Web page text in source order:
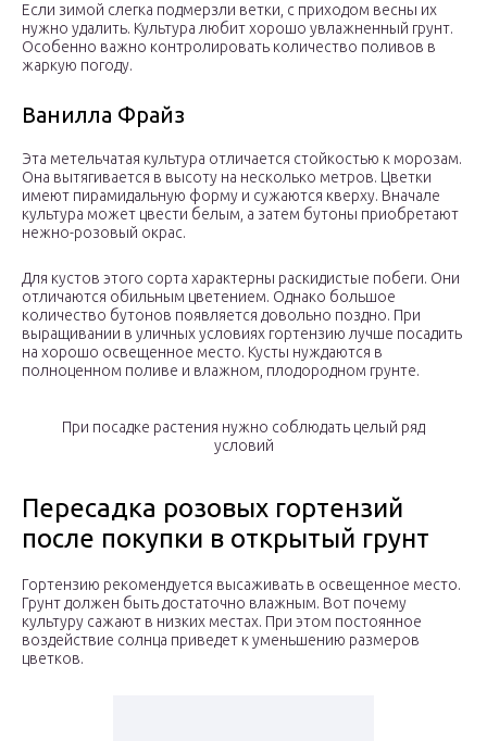
Если зимой слегка подмерзли ветки, с приходом весны их
нужно удалить. Культура любит хорошо увлажненный грунт.
Особенно важно контролировать количество поливов в
жаркую погоду.
Ванилла Фрайз
Эта метельчатая культура отличается стойкостью к морозам.
Она вытягивается в высоту на несколько метров. Цветки
имеют пирамидальную форму и сужаются кверху. Вначале
культура может цвести белым, а затем бутоны приобретают
нежно-розовый окрас.
Для кустов этого сорта характерны раскидистые побеги. Они
отличаются обильным цветением. Однако большое
количество бутонов появляется довольно поздно. При
выращивании в уличных условиях гортензию лучше посадить
на хорошо освещенное место. Кусты нуждаются в
полноценном поливе и влажном, плодородном грунте.
При посадке растения нужно соблюдать целый ряд
условий
Пересадка розовых гортензий
после покупки в открытый грунт
Гортензию рекомендуется высаживать в освещенное место.
Грунт должен быть достаточно влажным. Вот почему
культуру сажают в низких местах. При этом постоянное
воздействие солнца приведет к уменьшению размеров
цветков.